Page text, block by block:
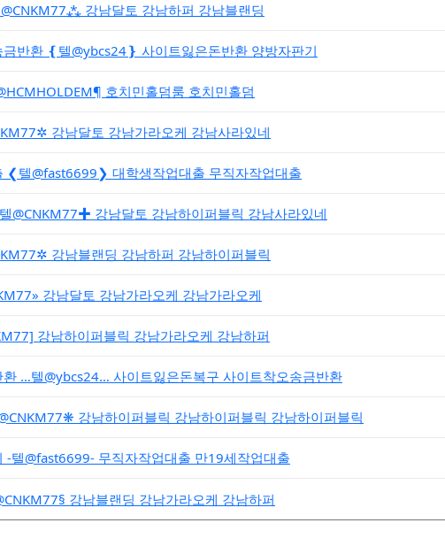
강남달토 강남하퍼 강남블랜딩
금반환 ❴텔@ybcs24❵ 사이트잃은돈반환 양방자판기
호치민홀덤룸 호치민홀덤
강남달토 강남가라오케 강남사라있네
❮텔@fast6699❯ 대학생작업대출 무직자작업대출
@CNKM77✚ 강남달토 강남하이퍼블릭 강남사라있네
강남블랜딩 강남하퍼 강남하이퍼블릭
강남달토 강남가라오케 강남가라오케
강남하이퍼블릭 강남가라오케 강남하퍼
…텔@ybcs24… 사이트잃은돈복구 사이트착오송금반환
강남하이퍼블릭 강남하이퍼블릭 강남하이퍼블릭
-텔@fast6699- 무직자작업대출 만19세작업대출
강남블랜딩 강남가라오케 강남하퍼